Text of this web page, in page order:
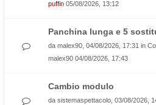
puffin 05/08/2026, 13:12
Panchina lunga e 5
da malex90 , 04/08/2026, 17:31 in
malex90 04/08/2026, 17:43
Cambio modulo
da sistemaspettacolo , 03/08/2026,